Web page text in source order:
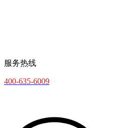
服务热线
400-635-6009